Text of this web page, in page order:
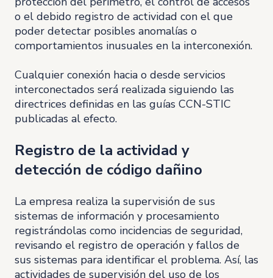
o el debido registro de actividad con el que
poder detectar posibles anomalías o
comportamientos inusuales en la interconexión.
Cualquier conexión hacia o desde servicios
interconectados será realizada siguiendo las
directrices definidas en las guías CCN-STIC
publicadas al efecto.
Registro de la actividad y
detección de código dañino
La empresa realiza la supervisión de sus
sistemas de información y procesamiento
registrándolas como incidencias de seguridad,
revisando el registro de operación y fallos de
sus sistemas para identificar el problema. Así, las
actividades de supervisión del uso de los